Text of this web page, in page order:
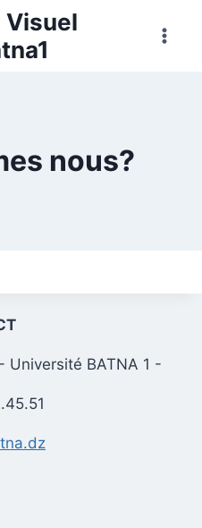
Visuel
nous?
BATNA 1 -